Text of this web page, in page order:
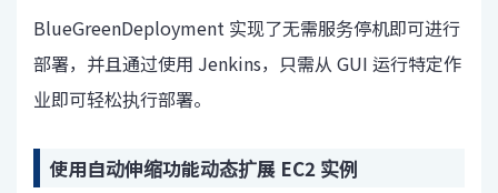
BlueGreenDeployment 实现了无需服务停机即可进行
部署，并且通过使用 Jenkins，只需从 GUI 运行特定作
业即可轻松执行部署。
使用自动伸缩功能动态扩展 EC2 实例